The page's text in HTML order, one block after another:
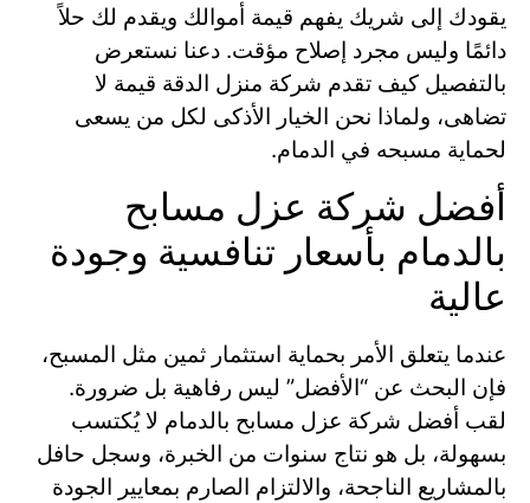
يقودك إلى شريك يفهم قيمة أموالك ويقدم لك حلاً
دائمًا وليس مجرد إصلاح مؤقت. دعنا نستعرض
بالتفصيل كيف تقدم شركة منزل الدقة قيمة لا
تضاهى، ولماذا نحن الخيار الأذكى لكل من يسعى
لحماية مسبحه في الدمام.
أفضل شركة عزل مسابح
بالدمام بأسعار تنافسية وجودة
عالية
عندما يتعلق الأمر بحماية استثمار ثمين مثل المسبح،
فإن البحث عن “الأفضل” ليس رفاهية بل ضرورة.
لقب أفضل شركة عزل مسابح بالدمام لا يُكتسب
بسهولة، بل هو نتاج سنوات من الخبرة، وسجل حافل
بالمشاريع الناجحة، والالتزام الصارم بمعايير الجودة